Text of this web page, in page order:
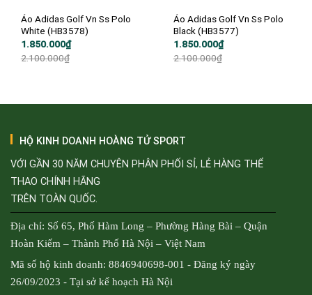
Áo Adidas Golf Vn Ss Polo
White (HB3578)
2.100.000₫
Giá
là:
1.850.000₫
Giá
tại
Áo Adidas Golf Vn Ss Polo
Black (HB3577)
2.100.000₫
Giá
là:
1.850.000₫
Giá
tại
HỘ KINH DOANH HOÀNG TỬ SPORT
VỚI GẦN 30 NĂM CHUYÊN PHÂN PHỐI SỈ, LẺ HÀNG THỂ
THAO CHÍNH HÃNG
TRÊN TOÀN QUỐC.
Địa chỉ: Số 65, Phố Hàm Long – Phường Hàng Bài – Quận
Hoàn Kiếm – Thành Phố Hà Nội – Việt Nam
Mã số hộ kinh doanh: 8846940698-001 - Đăng ký ngày
26/09/2023 - Tại sở kế hoạch Hà Nội